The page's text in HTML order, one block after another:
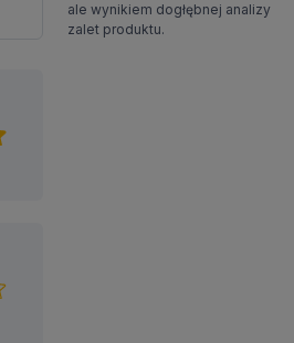
ale wynikiem dogłębnej analizy
zalet produktu.